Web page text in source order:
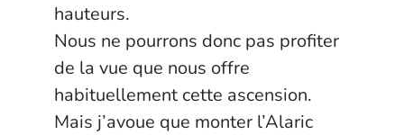
hauteurs.
Nous ne pourrons donc pas profiter
de la vue que nous offre
habituellement cette ascension.
Mais j’avoue que monter l’Alaric